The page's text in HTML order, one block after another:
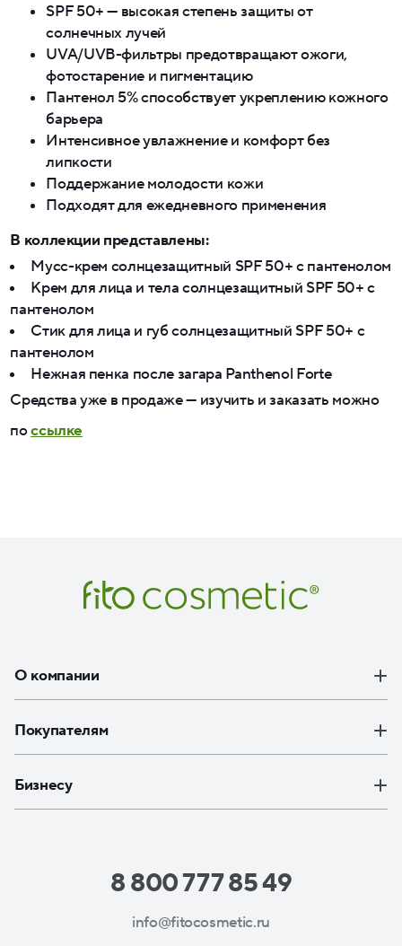
SPF 50+ — высокая степень защиты от
солнечных лучей
UVA/UVB-фильтры предотвращают ожоги,
фотостарение и пигментацию
Пантенол 5% способствует укреплению кожного
барьера
Интенсивное увлажнение и комфорт без
липкости
Поддержание молодости кожи
Подходят для ежедневного применения
В коллекции представлены:
Мусс-крем солнцезащитный SPF 50+ с пантенолом
Крем для лица и тела солнцезащитный SPF 50+ с
пантенолом
Стик для лица и губ солнцезащитный SPF 50+ с
пантенолом
Нежная пенка после загара Panthenol Forte
Средства уже в продаже — изучить и заказать можно
поссылке
О компании
Покупателям
Бизнесу
8 800 777 85 49
info@fitocosmetic.ru